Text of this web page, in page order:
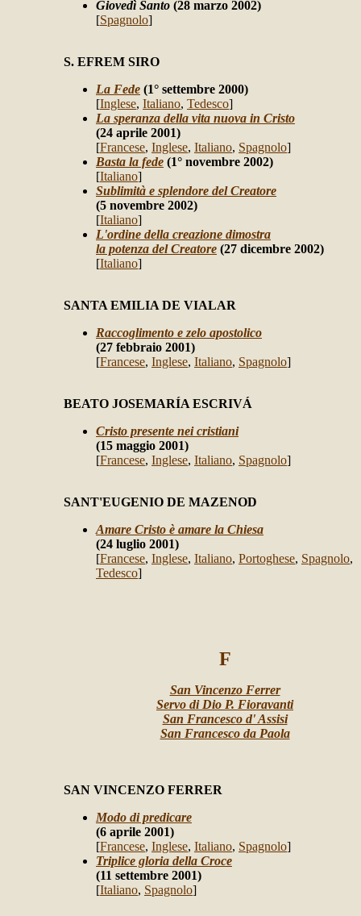
Giovedì Santo (28 marzo 2002)
[Spagnolo]
S. EFREM SIRO
La Fede (1° settembre 2000)
[Inglese, Italiano, Tedesco]
La speranza della vita nuova in Cristo
(24 aprile 2001)
[Francese, Inglese, Italiano, Spagnolo]
Basta la fede (1° novembre 2002)
[Italiano]
Sublimità e splendore del Creatore
(5 novembre 2002)
[Italiano]
L'ordine della creazione dimostra
la potenza del Creatore (27 dicembre 2002)
[Italiano]
SANTA EMILIA DE VIALAR
Raccoglimento e zelo apostolico
(27 febbraio 2001)
[Francese, Inglese, Italiano, Spagnolo]
BEATO JOSEMARÍA ESCRIVÁ
Cristo presente nei cristiani
(15 maggio 2001)
[Francese, Inglese, Italiano, Spagnolo]
SANT'EUGENIO DE MAZENOD
Amare Cristo è amare la Chiesa
(24 luglio 2001)
[Francese, Inglese, Italiano, Portoghese, Spagnolo,
Tedesco]
F
San Vincenzo Ferrer
Servo di Dio P. Fioravanti
San Francesco d' Assisi
San Francesco da Paola
SAN VINCENZO FERRER
Modo di predicare
(6 aprile 2001)
[Francese, Inglese, Italiano, Spagnolo]
Triplice gloria della Croce
(11 settembre 2001)
[Italiano, Spagnolo]